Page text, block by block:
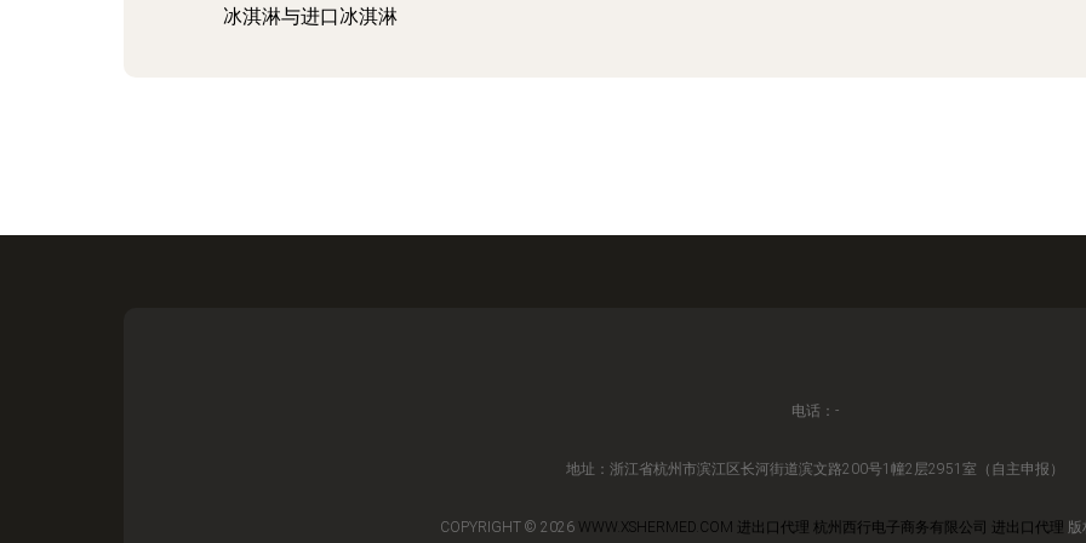
冰淇淋与进口冰淇淋
电话：-
地址：浙江省杭州市滨江区长河街道滨文路200号1幢2层2951室（自主申报）
COPYRIGHT © 2026 WWW.XSHERMED.COM 进出口代理 杭州西行电子商务有限公司 进出口代理